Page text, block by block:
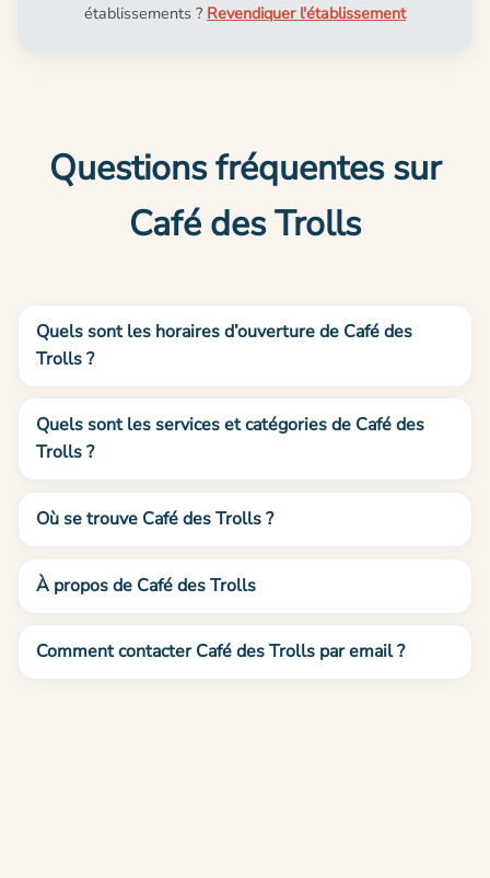
établissements ? Revendiquer l'établissement
Questions fréquentes sur
Café des Trolls
Quels sont les horaires d’ouverture de Café des
Trolls ?
Quels sont les services et catégories de Café des
Trolls ?
Où se trouve Café des Trolls ?
À propos de Café des Trolls
Comment contacter Café des Trolls par email ?